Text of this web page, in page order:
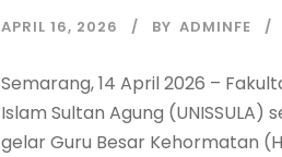
APRIL 16, 2026 BY ADMINFE
Semarang, 14 April 2026 –
Islam Sultan Agung
gelar Guru Besar Kehormatan